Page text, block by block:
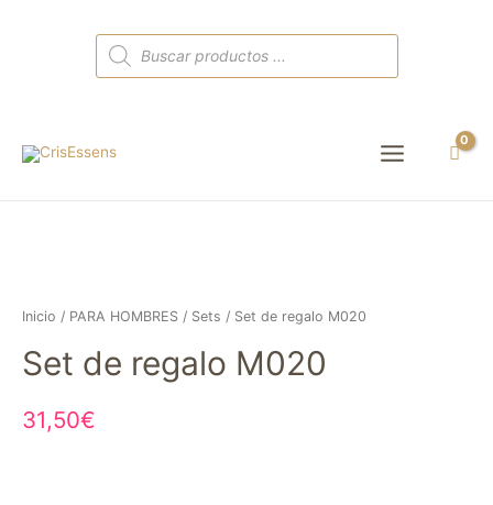
Búsqueda
de
productos
Main
Inicio / PARA HOMBRES / Sets / Set de regalo M020
Set de regalo M020
31,50€